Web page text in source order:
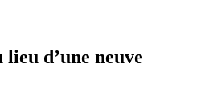
d’une neuve